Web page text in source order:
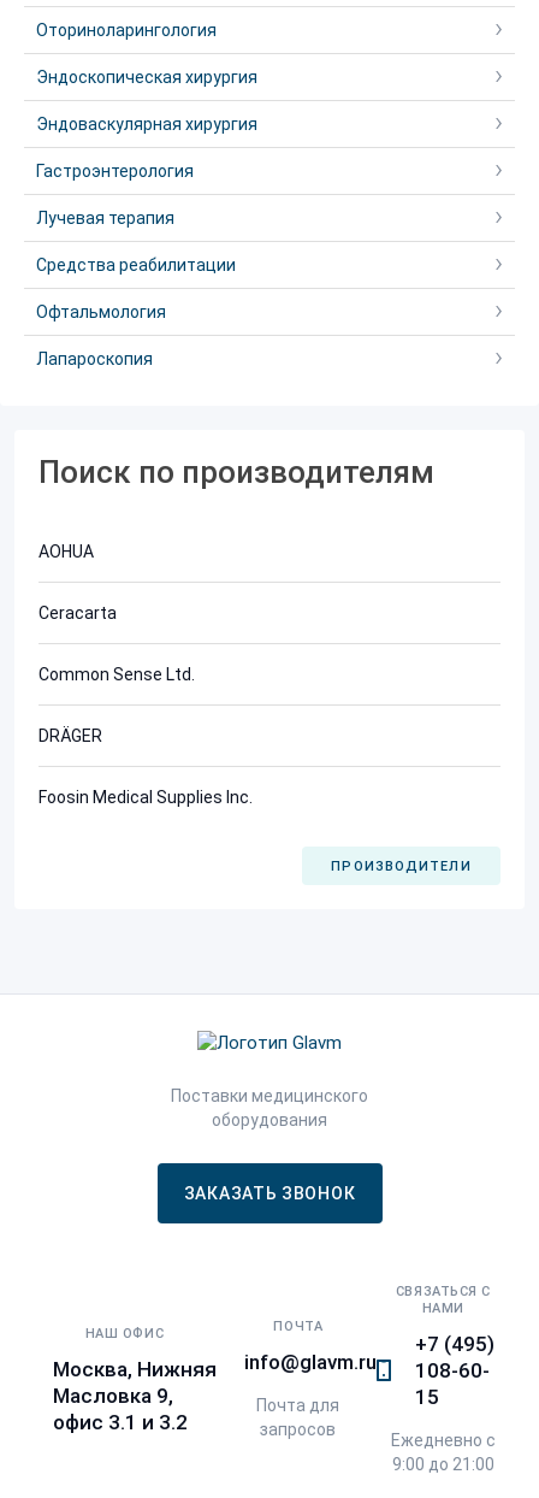
Оториноларингология
Эндоскопическая хирургия
Эндоваскулярная хирургия
Гастроэнтерология
Лучевая терапия
Средства реабилитации
Офтальмология
Лапароскопия
Поиск по производителям
AOHUA
Ceracarta
Common Sense Ltd.
DRÄGER
Foosin Medical Supplies Inc.
ПРОИЗВОДИТЕЛИ
Поставки медицинского
оборудования
ЗАКАЗАТЬ ЗВОНОК
НАШ ОФИС
Москва, Нижняя
Масловка 9,
офис 3.1 и 3.2
ПОЧТА
info@glavm.ru
Почта для
запросов
СВЯЗАТЬСЯ С
НАМИ
+7 (495)
108-60-
15
Ежедневно с
9:00 до 21:00